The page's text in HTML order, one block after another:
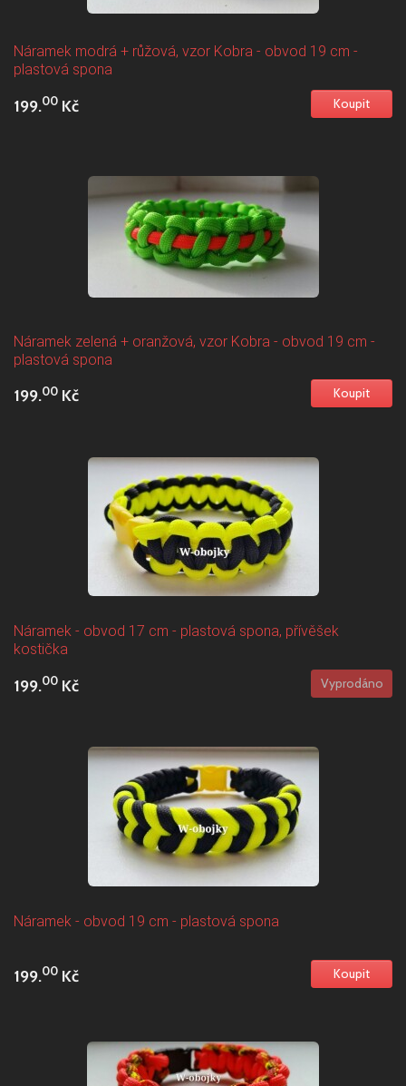
Náramek modrá + růžová, vzor Kobra - obvod 19 cm -
plastová spona
199.00 Kč
Náramek zelená + oranžová, vzor Kobra - obvod 19 cm -
plastová spona
199.00 Kč
Náramek - obvod 17 cm - plastová spona, přívěšek
kostička
199.00 Kč
Náramek - obvod 19 cm - plastová spona
199.00 Kč